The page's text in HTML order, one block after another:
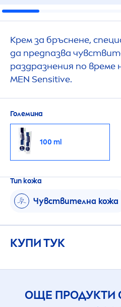
Крем за бръснене,
да предпазва
раздразнения по време
MEN Sensitive.
Големина
100 ml
Тип кожа
Чувствителна кожа
КУПИ ТУК
ОЩЕ ПРОДУКТИ